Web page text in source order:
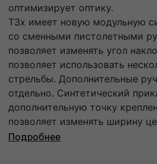
оптимизирует оптику.
T3x имеет новую модульную
со сменными пистолетными
позволяет изменять угол
позволяет использовать
стрельбы. Дополнительные
отдельно. Синтетический
дополнительную точку
позволяет изменять ширину
Подробнее